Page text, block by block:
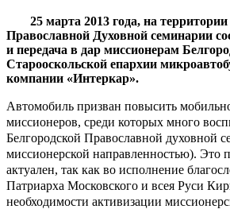
25 марта 2013 года, на
Православной Духовной семинарии
и передача в дар миссионерам
Старооскольской епархии
компании «Интеркар».
Автомобиль призван повысить
миссионеров, среди которых много
Белгородской Православной духовной
миссионерской направленностью). Это
актуален, так как во исполнение
Патриарха Московского и всея Руси
необходимости активизации